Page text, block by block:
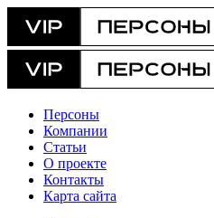
Персоны
Компании
Статьи
О проекте
Контакты
Карта сайта